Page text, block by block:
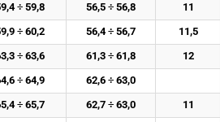
÷ 59,8
56,5 ÷ 56,8 11
÷ 60,2
56,4 ÷ 56,7 11,5
÷ 63,6
61,3 ÷ 61,8 12
÷ 64,9
62,6 ÷ 63,0
÷ 65,7
62,7 ÷ 63,0 11